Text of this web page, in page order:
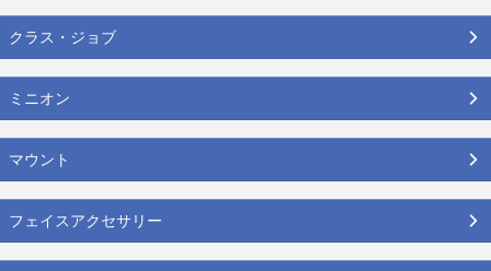
クラス・ジョブ
ミニオン
マウント
フェイスアクセサリー